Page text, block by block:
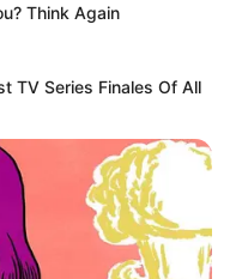
Think Again
TV Series Finales Of All